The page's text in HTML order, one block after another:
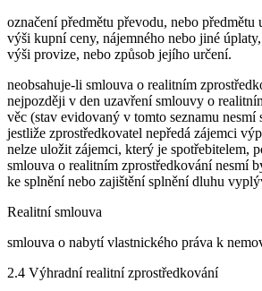
označení předmětu převodu, nebo
výši kupní ceny, nájemného nebo jiné
výši provize, nebo způsob jejího určení.
neobsahuje-li smlouva o realitním
nejpozději v den uzavření smlouvy o
věc (stav evidovaný v tomto seznamu
jestliže zprostředkovatel nepředá zájemci
nelze uložit zájemci, který je spotřebitelem,
smlouva o realitním zprostředkování nesmí
ke splnění nebo zajištění splnění dluhu
Realitní smlouva
smlouva o nabytí vlastnického práva k
2.4 Výhradní realitní zprostředkování